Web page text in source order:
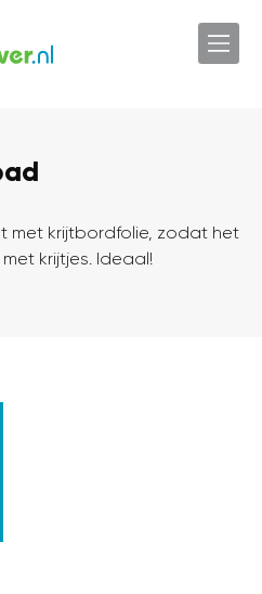
met krijtbordfolie, zodat het
krijtjes. Ideaal!